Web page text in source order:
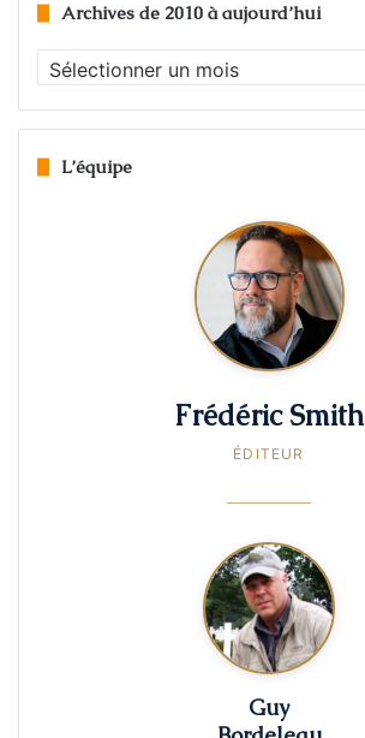
Archives de 2010 à aujourd’hui
Archives
de
2010
aujourd’hui
L’équipe
Frédéric Smith
ÉDITEUR
Guy